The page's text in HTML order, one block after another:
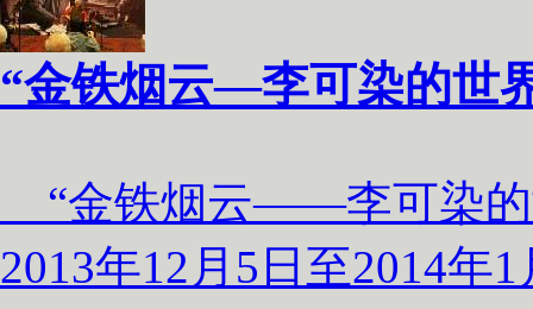
“金铁烟云—李可染的世
“金铁烟云——李可染的
2013年12月5日至2014年